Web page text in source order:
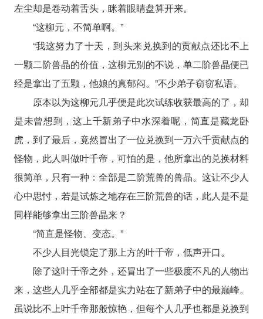
左尘却是卷动着舌头，眯着眼睛盘算开来。
“这柳元，不简单啊。”
“我这努力了十天，到头来兑换到的贡献点还比不上
一颗二阶兽晶的价值，这柳元别的不说，单二阶兽晶便已
经是拿出了五颗，他娘的真郁闷。”不少弟子窃窃私语。
原本以为这柳元几乎便是此次试练收获最高的了，却
是未曾想到，这上千新弟子中水深着呢，简直是藏龙卧
虎，到了最后，竟然冒出了一位兑换到一万六千贡献点的
怪物，此人叫做叶千帝，可怕的是，他所拿出的兑换材料
很简单，只有一种：全部是二阶荒兽的兽晶。这让不少人
心中思忖，若是试炼之地存在三阶荒兽的话，此人是不是
同样能够拿出三阶兽晶来？
“简直是怪物、变态。”
不少人目光锁定了那上方的叶千帝，低声开口。
除了这叶千帝之外，还冒出了一些极度不凡的人物出
来，这些人几乎全部都是实力站在了新弟子中的最巅峰。
虽说比不上叶千帝那般惊艳，但每个人几乎也都是兑换到